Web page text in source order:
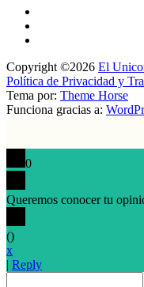
Copyright ©2026 El
Política de Privacidad y
Tema por: Theme Horse
Funciona gracias a:
0
Queremos conocer tu
()
x
| Reply